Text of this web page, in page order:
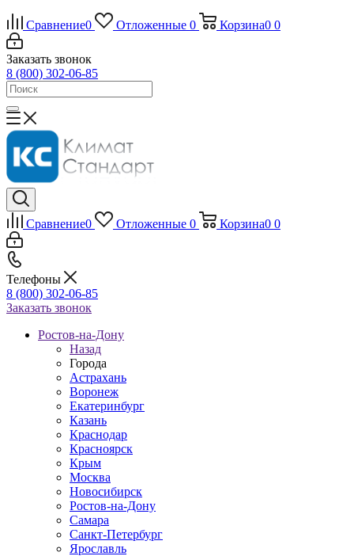
Сравнение0 Отложенные 0 Корзина0 0
Заказать звонок
8 (800) 302-06-85
Сравнение0 Отложенные 0 Корзина0 0
Телефоны
8 (800) 302-06-85
Заказать звонок
Ростов-на-Дону
Назад
Города
Астрахань
Воронеж
Екатеринбург
Казань
Краснодар
Красноярск
Крым
Москва
Новосибирск
Ростов-на-Дону
Самара
Санкт-Петербург
Ярославль